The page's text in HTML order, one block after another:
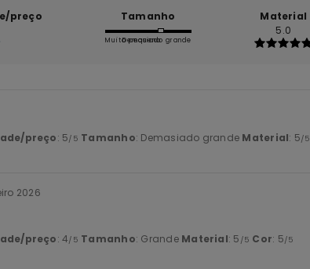
preço
Tamanho
Muito pequeno
Demasiado grande
Material
5.0
preço: 5/5 Tamanho: Demasiado grande Material: 5/5
2026
preço: 4/5 Tamanho: Grande Material: 5 /5 Cor: 5/5